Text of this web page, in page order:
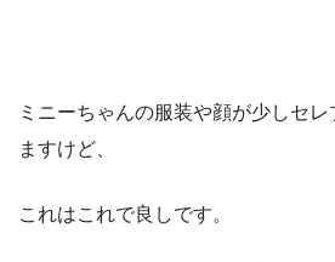
ミニーちゃんの服装や顔が少しセ
ますけど、
これはこれで良しです。